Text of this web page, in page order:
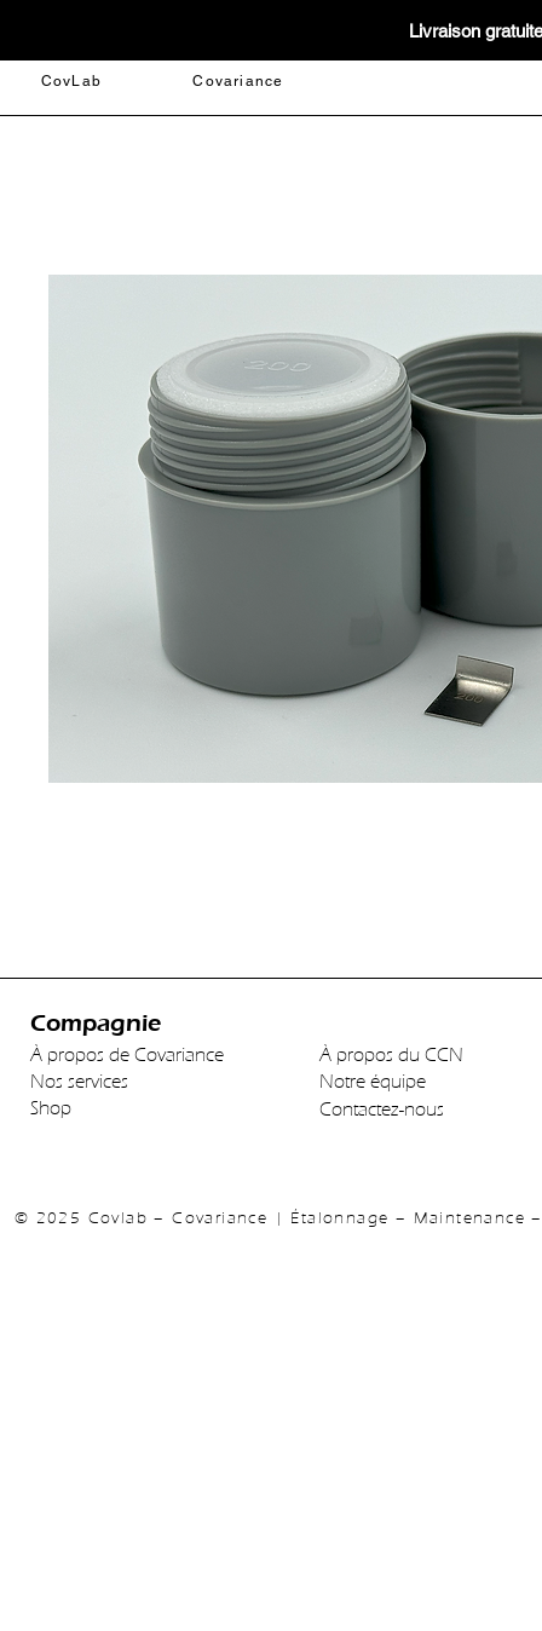
Livraison
CovLab Covariance
Compagnie
À propos de Covariance
Nos services
Shop
À propos du CCN
Notre équipe
Contactez-nous
© 2025 Covlab – Covariance | Étalonnage – Maintenance